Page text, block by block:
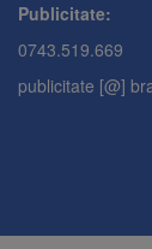
Publicitate:
0743.519.669
publicitate [@]